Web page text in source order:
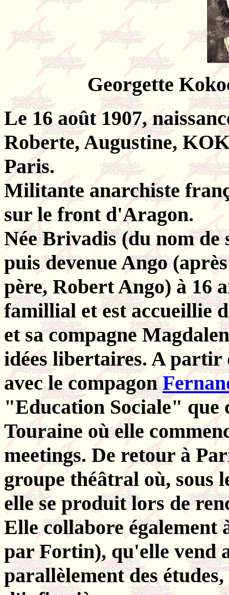
Georgette
Le 16 août 1907,
Roberte, Augustine,
Paris.
Militante anarchiste
sur le front d'Aragon.
Née Brivadis (du nom
puis devenue Ango
père, Robert Ango) à 16
famillial et est accueillie
et sa compagne
idées libertaires. A partir
avec le compagon
"Education Sociale" que
Touraine où elle
meetings. De retour à
groupe théâtral où, sous
elle se produit lors de
Elle collabore également
par Fortin), qu'elle vend
parallèlement des